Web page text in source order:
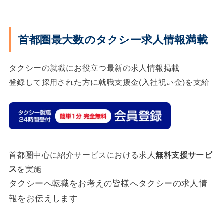
首都圏最大数のタクシー求人情報満載
タクシーの就職にお役立つ最新の求人情報掲載
登録して採用された方に就職支援金(入社祝い金)を支給
首都圏中心に紹介サービスにおける求人無料支援サービ
スを実施
タクシーへ転職をお考えの皆様へタクシーの求人情
報をお伝えします